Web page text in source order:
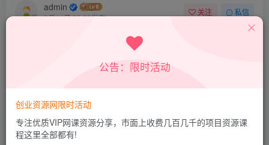
admin
8月14日 00:28发布
关注 私信
8月抖音秒注销技术，外来技术，自行测试，不保证百分百
超级会员
公告：限时活动
创业资源网限时活动
专注优质VIP网课资源分享，市面上收费几百几千的项目资源课
程这里全部都有!